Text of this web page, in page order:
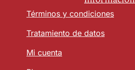
Términos y condiciones
Tratamiento de datos
Mi cuenta